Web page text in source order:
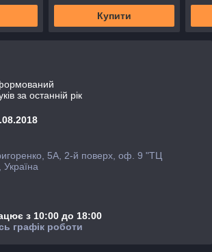
Купити
за останній рік
5А, 2-й поверх, оф. 9 "ТЦ
Україна
з 10:00 до 18:00
графік роботи